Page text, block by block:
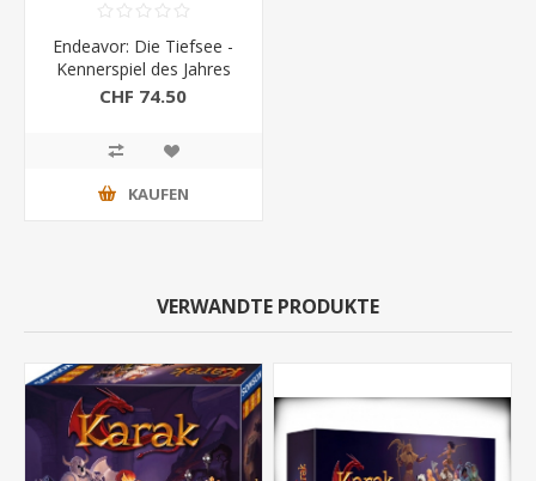
Endeavor: Die Tiefsee -
Kennerspiel des Jahres
2025
CHF 74.50
KAUFEN
VERWANDTE PRODUKTE